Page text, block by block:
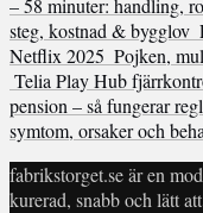
steg, kostnad & bygglov
Netflix 2025 Pojken,
Telia Play Hub
pension – så fungerar
symtom, orsaker och
fabrikstorget.se är en
kurerad, snabb och lätt